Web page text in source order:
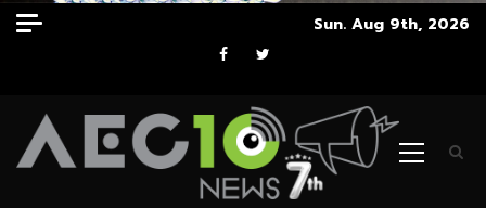
Skip
to
Sun. Aug 9th, 2026
Facebook
Twitter
Primary